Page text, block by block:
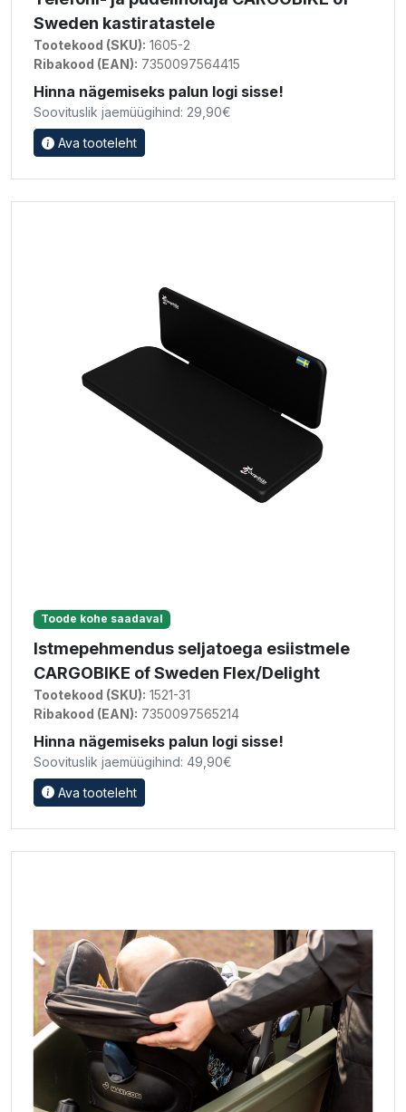
Sweden kastiratastele
Tootekood (SKU): 1605-2
Ribakood (EAN): 7350097564415
Hinna nägemiseks palun logi sisse!
Soovituslik jaemüügihind: 29,90€
Ava tooteleht
Toode kohe saadaval
Istmepehmendus seljatoega esiistmele
CARGOBIKE of Sweden Flex/Delight
Tootekood (SKU): 1521-31
Ribakood (EAN): 7350097565214
Hinna nägemiseks palun logi sisse!
Soovituslik jaemüügihind: 49,90€
Ava tooteleht